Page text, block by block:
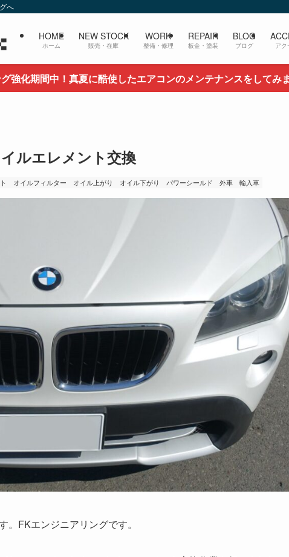
へ
HOME
ホーム
NEW STOCK
販売・在庫
WORK
整備・修理
REPAIR
板金・塗装
BLOG
ブログ アク
強化期間中！真夏に酷使したエアコンのメンテナンスをしてみ
ルエレメント交換
オイルフィルター オイル上がり オイル下がり パワーシールド 外車 輸入車
FKエンジニアリングです。